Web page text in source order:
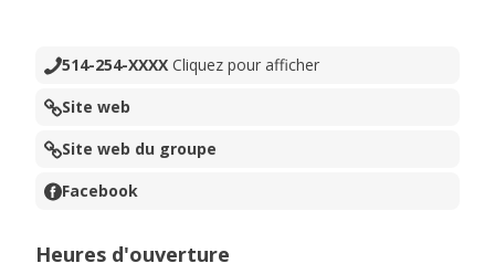
514-254-XXXX Cliquez pour afficher
Site web
Site web du groupe
Facebook
Heures d'ouverture